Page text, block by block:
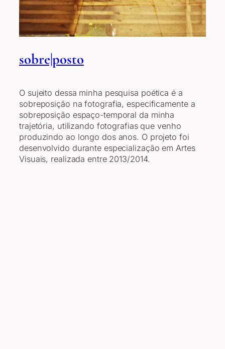
sobre|posto
O sujeito dessa minha pesquisa poética é a
sobreposição na fotografia, especificamente a
sobreposição espaço-temporal da minha
trajetória, utilizando fotografias que venho
produzindo ao longo dos anos. O projeto foi
desenvolvido durante especialização em Artes
Visuais, realizada entre 2013/2014.